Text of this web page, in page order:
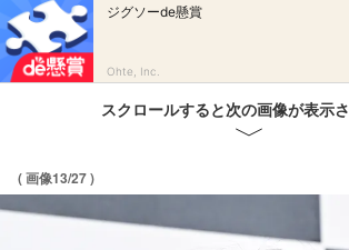
ジグソーde懸賞
Ohte, Inc.
スクロールすると次の画像が表示
( 画像13/27 )